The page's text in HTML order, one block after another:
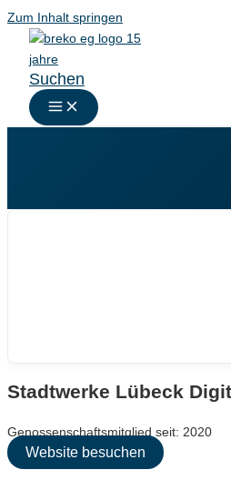
Zum Inhalt springen
Suchen
Stadtwerke Lübeck
Genossenschaftsmitglied seit: 2020
Website besuchen